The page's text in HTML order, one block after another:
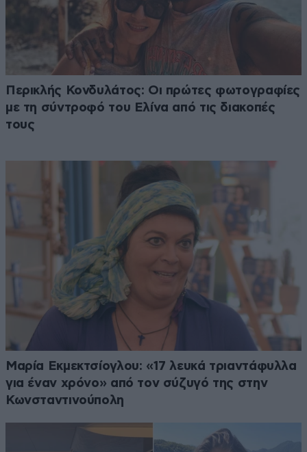
Περικλής Κονδυλάτος: Οι πρώτες φωτογραφίες
με τη σύντροφό του Ελίνα από τις διακοπές
τους
Μαρία Εκμεκτσίογλου: «17 λευκά τριαντάφυλλα
για έναν χρόνο» από τον σύζυγό της στην
Κωνσταντινούπολη